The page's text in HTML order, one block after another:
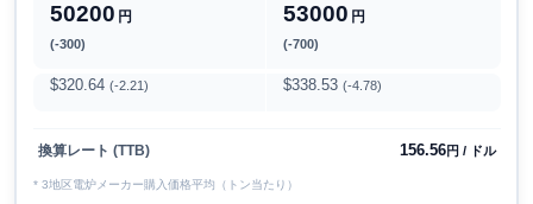
50200 円
(-300)
53000 円
(-700)
$320.64 (-2.21) $338.53 (-4.78)
換算レート (TTB) 156.56円 / ドル
* 3地区電炉メーカー購入価格平均（トン当たり）